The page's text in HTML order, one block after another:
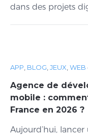
dans des projets
APP BLOG JEUX WEB ·
Agence de
mobile :
France en 2026 ?
Aujourd’hui,